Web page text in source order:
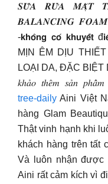
𝑺𝑼̛̃𝑨 𝑹𝑼̛̉𝑨 𝑴𝑨̣̆𝑻
𝑩𝑨𝑳𝑨𝑵𝑪𝑰𝑵𝑮 𝑭𝑶𝑨𝑴
-𝗸𝗵𝗼̂𝗻𝗴 𝗰𝗼́ 𝗸𝗵𝘂𝘆𝗲̂́𝘁
MỊN ÊM DỊU
LOẠI DA, ĐẶC BIỆT
𝑘ℎ𝑎̉𝑜 𝑡ℎ𝑒̂𝑚 𝑠𝑎̉𝑛 𝑝ℎ𝑎̂̉𝑚
tree-daily Aini Việt
hàng Glam
Thật vinh hạnh khi
khách hàng trên tất
Và luôn nhận
Aini rất cảm kích vì